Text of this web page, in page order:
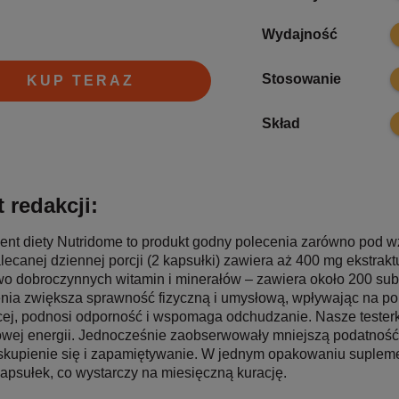
KUP TERAZ
Wydajność
Stosowanie
Skład
redakcji:
diety Nutridome to produkt godny polecenia zarówno pod
dziennej porcji (2 kapsułki) zawiera aż 400 mg
dobroczynnych witamin i minerałów – zawiera około 200
zwiększa sprawność fizyczną i umysłową, wpływając na
podnosi odporność i wspomaga odchudzanie. Nasze
energii. Jednocześnie zaobserwowały mniejszą
się i zapamiętywanie. W jednym opakowaniu
co wystarczy na miesięczną kurację.